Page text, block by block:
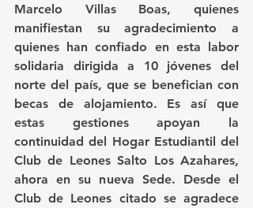
Marcelo Villas Boas, quienes
manifiestan su agradecimiento a
quienes han confiado en esta labor
solidaria dirigida a 10 jóvenes del
norte del país, que se benefician con
becas de alojamiento. Es así que
estas gestiones apoyan la
continuidad del Hogar Estudiantil del
Club de Leones Salto Los Azahares,
ahora en su nueva Sede. Desde el
Club de Leones citado se agradece